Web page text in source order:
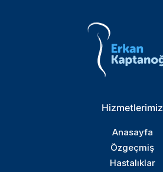
Hizmetlerimiz
Anasayfa
Özgeçmiş
Hastalıklar